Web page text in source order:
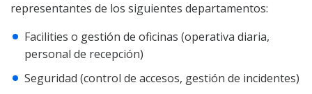
representantes de los siguientes departamentos:
Facilities o gestión de oficinas (operativa diaria,
personal de recepción)
Seguridad (control de accesos, gestión de incidentes)